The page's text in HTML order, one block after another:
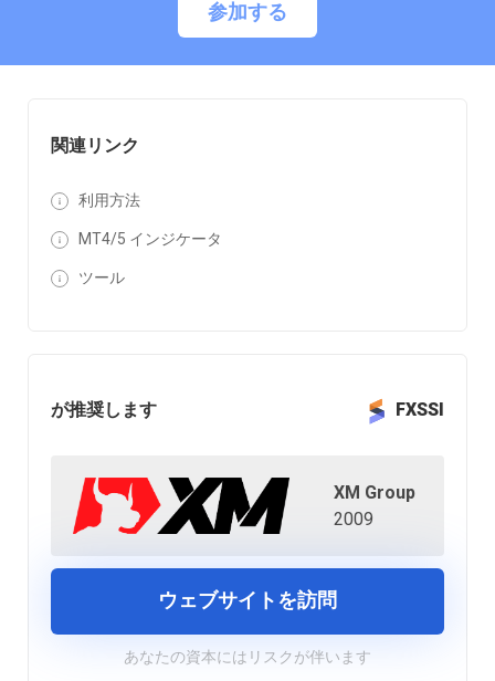
関連リンク
利用方法
MT4/5 インジケータ
ツール
が推奨します FXSSI
XM Group
2009
ウェブサイトを訪問
あなたの資本にはリスクが伴います
参加する